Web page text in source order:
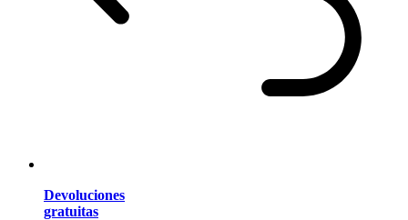
Devoluciones
gratuitas